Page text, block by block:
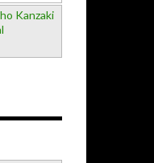
Kanzaki